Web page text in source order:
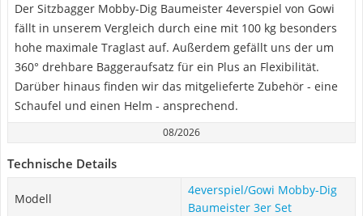
Der Sitzbagger Mobby-Dig Baumeister 4everspiel von Gowi
fällt in unserem Vergleich durch eine mit 100 kg besonders
hohe maximale Traglast auf. Außerdem gefällt uns der um
360° drehbare Baggeraufsatz für ein Plus an Flexibilität.
Darüber hinaus finden wir das mitgelieferte Zubehör - eine
Schaufel und einen Helm - ansprechend.
08/2026
Technische Details
Modell
4everspiel/Gowi Mobby-Dig
Baumeister 3er Set